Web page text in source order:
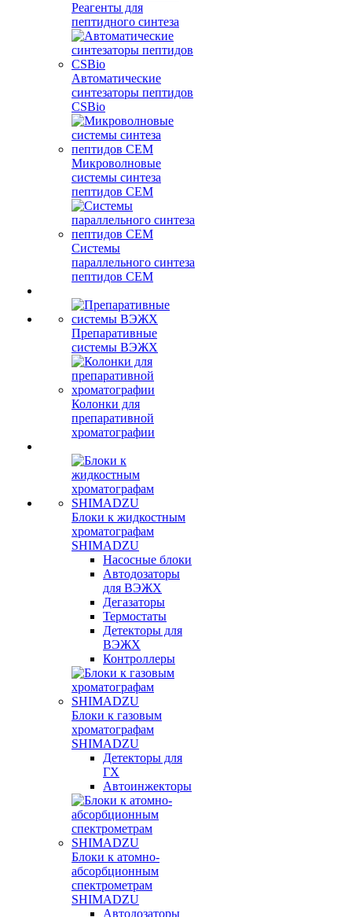
Реагенты для
пептидного синтеза
Автоматические
синтезаторы пептидов
CSBio
Микроволновые
системы синтеза
пептидов CEM
Системы
параллельного синтеза
пептидов CEM
Препаративные
системы ВЭЖХ
Колонки для
препаративной
хроматографии
Блоки к жидкостным
хроматографам
SHIMADZU
Насосные блоки
Автодозаторы
для ВЭЖХ
Дегазаторы
Термостаты
Детекторы для
ВЭЖХ
Контроллеры
Блоки к газовым
хроматографам
SHIMADZU
Детекторы для
ГХ
Автоинжекторы
Блоки к атомно-
абсорбционным
спектрометрам
SHIMADZU
Автодозаторы